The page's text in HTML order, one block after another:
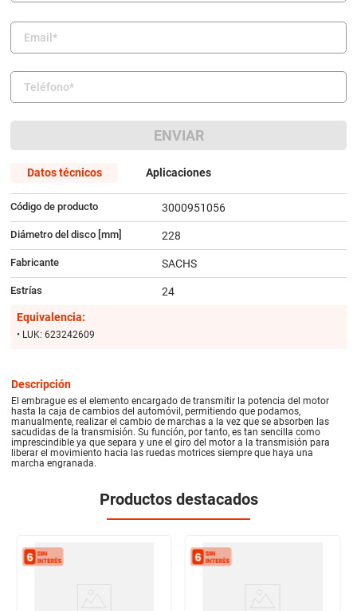
ENVIAR
Datos técnicos Aplicaciones
Código de producto 3000951056
Diámetro del disco [mm] 228
Fabricante SACHS
Estrías
24
Equivalencia:
• LUK: 623242609
Descripción
El embrague es el elemento encargado de transmitir la potencia del motor
hasta la caja de cambios del automóvil, permitiendo que podamos,
manualmente, realizar el cambio de marchas a la vez que se absorben las
sacudidas de la transmisión. Su función, por tanto, es tan sencilla como
imprescindible ya que separa y une el giro del motor a la transmisión para
liberar el movimiento hacia las ruedas motrices siempre que haya una
marcha engranada.
Productos destacados